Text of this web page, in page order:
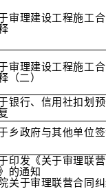
审理建设工程施工
审理建设工程施工
（二）
银行、信用社扣划
乡政府与其他单位
印发《关于审理联
的通知
关于审理联营合同